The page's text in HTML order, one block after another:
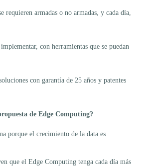
armadas o no armadas, y cada día,
con herramientas que se puedan
con garantía de 25 años y patentes
de Edge Computing?
porque el crecimiento de la data es
que el Edge Computing tenga cada día más